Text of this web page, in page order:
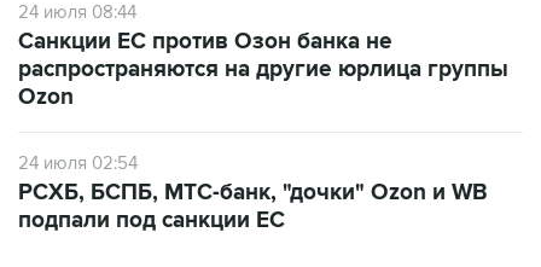
24 июля 08:44
Санкции ЕС против Озон банка не
распространяются на другие юрлица группы
Ozon
24 июля 02:54
РСХБ, БСПБ, МТС-банк, "дочки" Ozon и WB
подпали под санкции ЕС